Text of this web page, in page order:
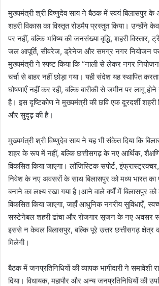
मुख्यमंत्री श्री विष्णुदेव साय ने बैठक में स्वयं बिलासपुर के
शहरी विकास का विस्तृत रोडमैप प्रस्तुत किया। उन्होंने
पर नहीं, बल्कि भविष्य की जनसंख्या वृद्धि, शहरी
जल आपूर्ति, सीवरेज, ड्रेनेज और समग्र नगर नियोजन पर
मुख्यमंत्री ने स्पष्ट किया कि “नाली से लेकर नगर
चर्चा से बाहर नहीं छोड़ा गया। यही संदेश यह स्थापित
घोषणाएँ नहीं कर रही, बल्कि बारीकी से जमीन पर लागू होने
है। इस दृष्टिकोण ने मुख्यमंत्री की छवि एक दूरदर्शी
और सुदृढ़ की है।
मुख्यमंत्री श्री विष्णुदेव साय ने यह भी संकेत दिया कि
शहर के रूप में नहीं, बल्कि छत्तीसगढ़ के नए आर्थिक,
विकसित किया जाएगा। लॉजिस्टिक सपोर्ट,
निवेश के नए अवसरों के साथ बिलासपुर को मध्य भारत
बनाने का लक्ष्य रखा गया है।आने वाले वर्षों में बिलासपुर
विकसित किया जाएगा, जहाँ आधुनिक नगरीय सुविधाएँ,
सस्टेनेबल शहरी ढांचा और रोजगार सृजन के नए अवसर
इससे न केवल बिलासपुर, बल्कि पूरे उत्तर छत्तीसगढ़ क्षेत्र
मिलेगी।
बैठक में जनप्रतिनिधियों की व्यापक भागीदारी ने समावेशी
दिया। विधायक, महापौर और अन्य जनप्रतिनिधियों की